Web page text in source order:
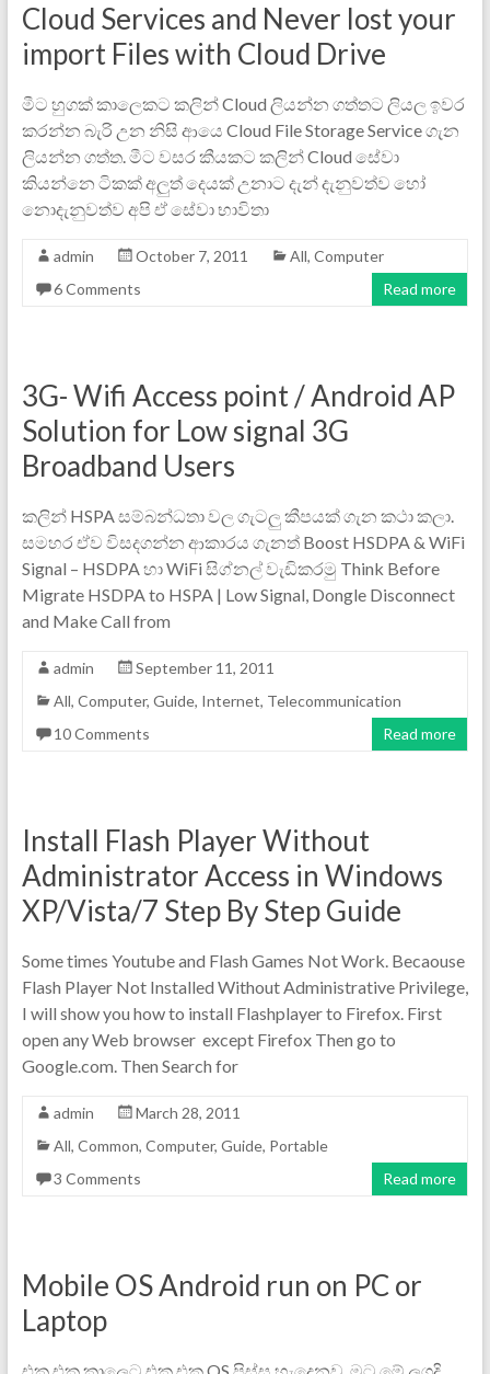
Cloud Services and Never lost your
import Files with Cloud Drive
මීට හුගක් කාලෙකට කලින් Cloud ලියන්න ගත්තට ලියල ඉවර
කරන්න බැරි උන නිසි ආයෙ Cloud File Storage Service ගැන
ලියන්න ගත්ත. මීට වසර කීයකට කලින් Cloud සේවා
කියන්නෙ ටිකක් අලුත් දෙයක් උනාට දැන් දැනුවත්ව හෝ
නොදැනුවත්ව අපි ඒ සේවා භාවිතා
admin October 7, 2011 All, Computer
6 Comments
Read more
3G- Wifi Access point / Android AP
Solution for Low signal 3G
Broadband Users
කලින් HSPA සම්බන්ධතා වල ගැටලු කීපයක් ගැන කථා කලා.
සමහර ඒව විසදගන්න ආකාරය ගැනත් Boost HSDPA & WiFi
Signal – HSDPA හා WiFi සිග්නල් වැඩිකරමු Think Before
Migrate HSDPA to HSPA | Low Signal, Dongle Disconnect
and Make Call from
admin
September 11, 2011
All, Computer, Guide, Internet, Telecommunication
10 Comments
Read more
Install Flash Player Without
Administrator Access in Windows
XP/Vista/7 Step By Step Guide
Some times Youtube and Flash Games Not Work. Becaouse
Flash Player Not Installed Without Administrative Privilege,
I will show you how to install Flashplayer to Firefox. First
open any Web browser except Firefox Then go to
Google.com. Then Search for
admin
March 28, 2011
All, Common, Computer, Guide, Portable
3 Comments
Read more
Mobile OS Android run on PC or
Laptop